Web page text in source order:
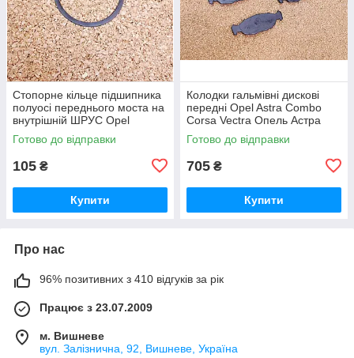
Стопорне кільце підшипника
полуосі переднього моста на
внутрішній ШРУС Opel
Frontera Опель Фронтера
Готово до відправки
105 ₴
Купити
Колодки гальмівні дискові
передні Opel Astra Combo
Corsa Vectra Опель Астра
Комбо Корса Вектра
Готово до відправки
705 ₴
Купити
Про нас
96% позитивних з 410 відгуків за рік
Працює з 23.07.2009
м. Вишневе
вул. Залізнична, 92, Вишневе, Україна